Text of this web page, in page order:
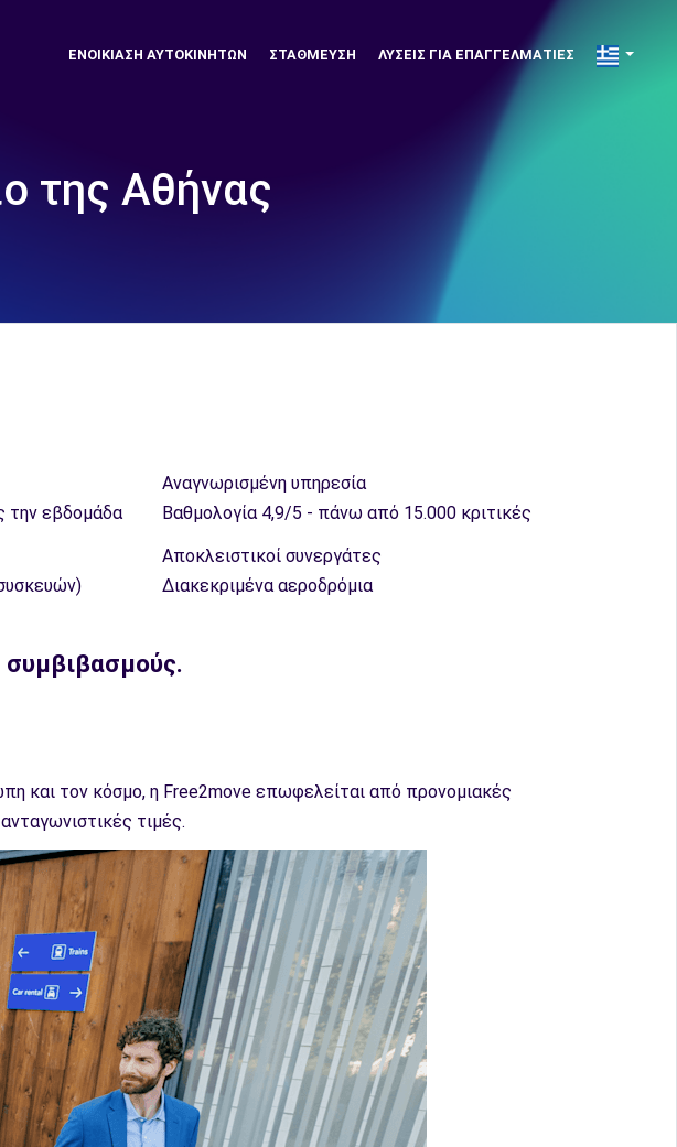
ΕΝΟΙΚΊΑΣΗ ΑΥΤΟΚΙΝΉΤΩΝ ΣΤΆΘΜΕΥΣΗ ΛΎΣΕΙΣ ΓΙΑ ΕΠΑΓΓΕΛΜΑΤΊΕΣ
της Αθήνας
Αναγνωρισμένη υπηρεσία
Βαθμολογία 4,9/5 - πάνω από 15.000 κριτικές
την εβδομάδα
Αποκλειστικοί συνεργάτες
Διακεκριμένα αεροδρόμια
και τον κόσμο, η Free2move επωφελείται από προνομιακές
τιμές.